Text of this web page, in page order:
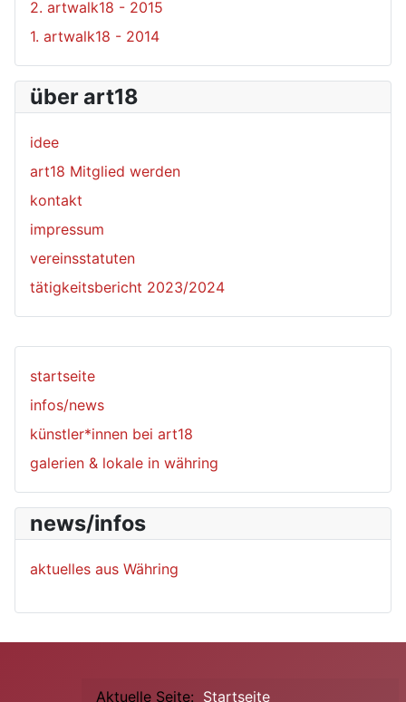
startseite
infos/news
künstler*innen bei art18
galerien & lokale in währing
news/infos
aktuelles aus Währing
2. artwalk18 - 2015
1. artwalk18 - 2014
über art18
idee
art18 Mitglied werden
kontakt
impressum
vereinsstatuten
tätigkeitsbericht 2023/2024
Aktuelle Seite: Startseite